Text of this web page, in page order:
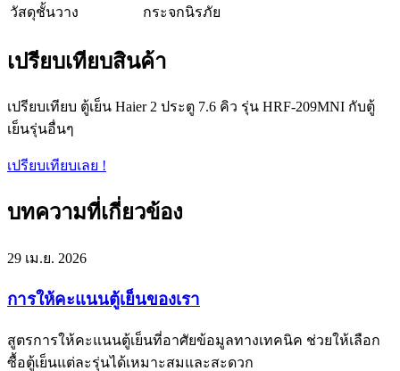
วัสดุชั้นวาง กระจกนิรภัย
เปรียบเทียบสินค้า
เปรียบเทียบ ตู้เย็น Haier 2 ประตู 7.6 คิว รุ่น HRF-209MNI กับตู้
เย็นรุ่นอื่นๆ
เปรียบเทียบเลย !
บทความที่เกี่ยวข้อง
29 เม.ย. 2026
การให้คะแนนตู้เย็นของเรา
สูตรการให้คะแนนตู้เย็นที่อาศัยข้อมูลทางเทคนิค ช่วยให้เลือก
ซื้อตู้เย็นแต่ละรุ่นได้เหมาะสมและสะดวก